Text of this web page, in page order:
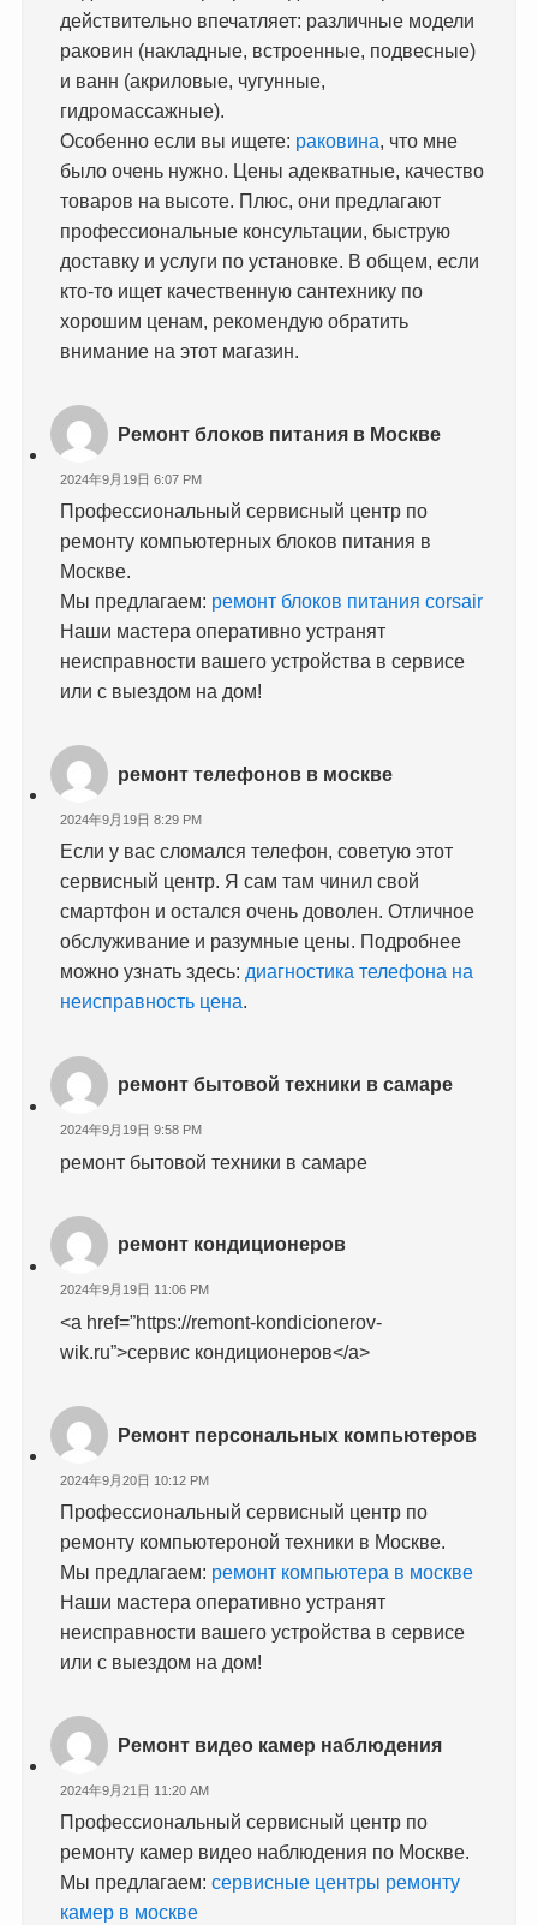
действительно впечатляет: различные модели
раковин (накладные, встроенные, подвесные)
и ванн (акриловые, чугунные,
гидромассажные).
Особенно если вы ищете: раковина, что мне
было очень нужно. Цены адекватные, качество
товаров на высоте. Плюс, они предлагают
профессиональные консультации, быструю
доставку и услуги по установке. В общем, если
кто-то ищет качественную сантехнику по
хорошим ценам, рекомендую обратить
внимание на этот магазин.
Ремонт блоков питания в Москве
2024年9月19日 6:07 PM
Профессиональный сервисный центр по
ремонту компьютерных блоков питания в
Москве.
Мы предлагаем: ремонт блоков питания corsair
Наши мастера оперативно устранят
неисправности вашего устройства в сервисе
или с выездом на дом!
ремонт телефонов в москве
2024年9月19日 8:29 PM
Если у вас сломался телефон, советую этот
сервисный центр. Я сам там чинил свой
смартфон и остался очень доволен. Отличное
обслуживание и разумные цены. Подробнее
можно узнать здесь: диагностика телефона на
неисправность цена.
ремонт бытовой техники в самаре
2024年9月19日 9:58 PM
ремонт бытовой техники в самаре
ремонт кондиционеров
2024年9月19日 11:06 PM
<a href=”https://remont-kondicionerov-
wik.ru”>сервис кондиционеров</a>
Ремонт персональных компьютеров
2024年9月20日 10:12 PM
Профессиональный сервисный центр по
ремонту компьютероной техники в Москве.
Мы предлагаем: ремонт компьютера в москве
Наши мастера оперативно устранят
неисправности вашего устройства в сервисе
или с выездом на дом!
Ремонт видео камер наблюдения
2024年9月21日 11:20 AM
Профессиональный сервисный центр по
ремонту камер видео наблюдения по Москве.
Мы предлагаем:сервисные центры ремонту
камер в москве